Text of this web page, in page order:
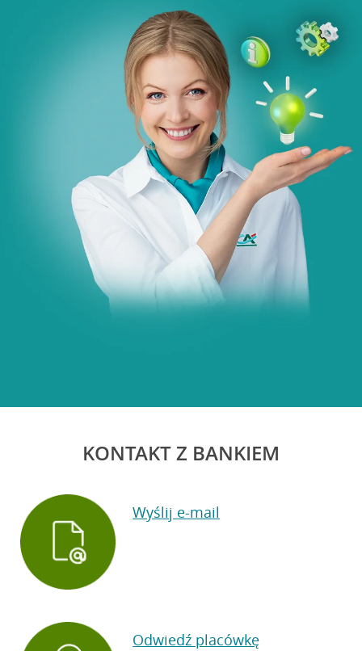
KONTAKT Z BANKIEM
Wyślij e-mail
Odwiedź placówkę